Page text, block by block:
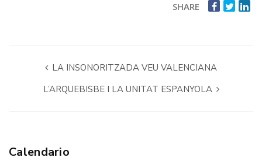
SHARE
LA INSONORITZADA VEU VALENCIANA
L’ARQUEBISBE I LA UNITAT ESPANYOLA
Calendario